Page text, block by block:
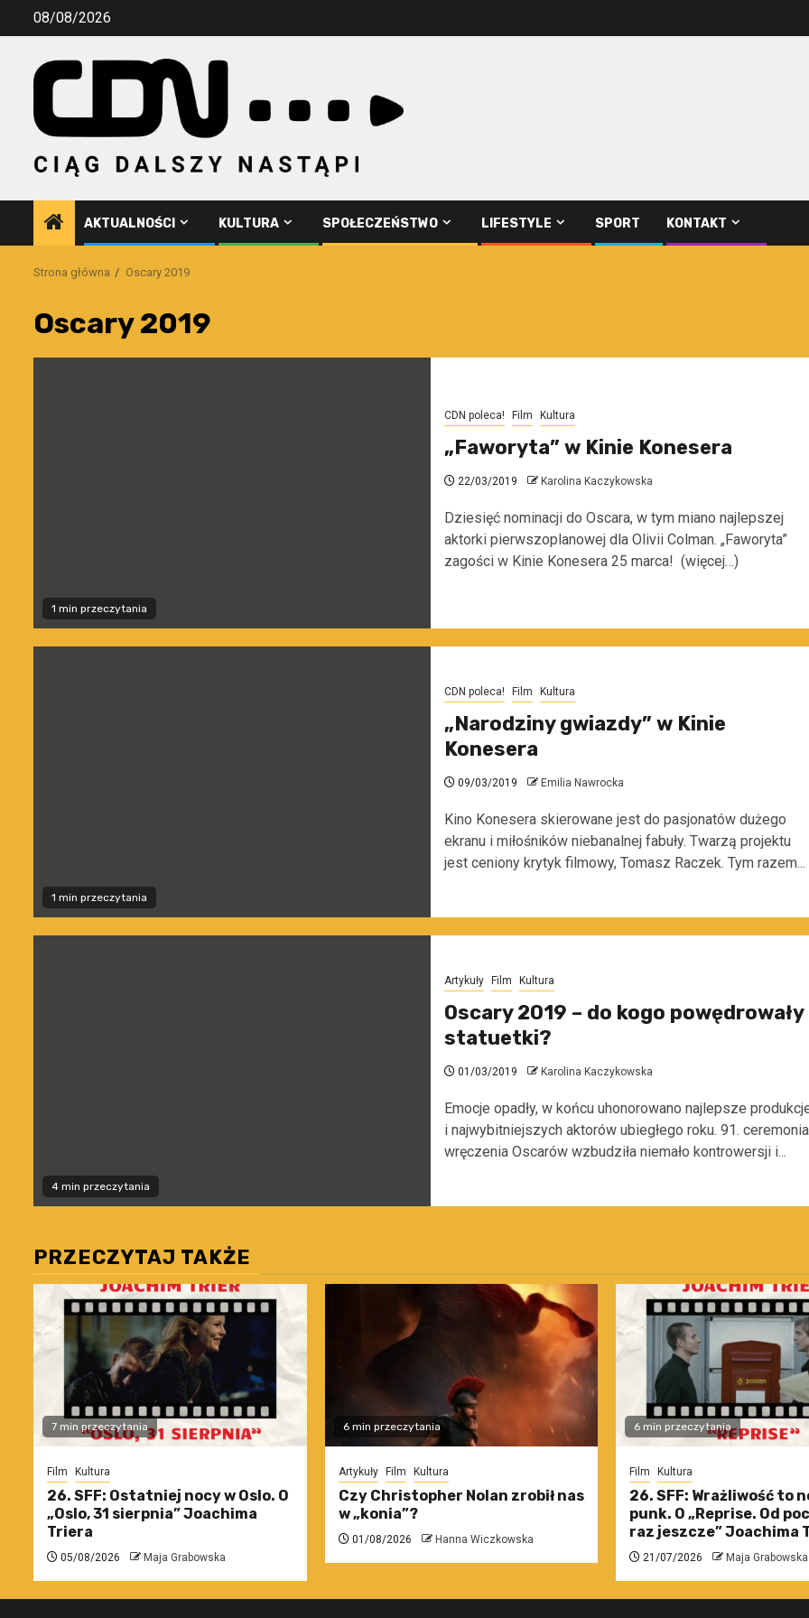
Przejdź08/08/2026
AKTUALNOŚCI KULTURA SPOŁECZEŃSTWO LIFESTYLE SPORT KONTAKT
Strona główna Oscary 2019
Oscary 2019
1 min przeczytania
CDN poleca! Film Kultura
„Faworyta” w Kinie Konesera
22/03/2019 Karolina Kaczykowska
Dziesięć nominacji do Oscara, w tym miano najlepszej
aktorki pierwszoplanowej dla Olivii Colman. „Faworyta”
zagości w Kinie Konesera 25 marca! (więcej…)
1 min przeczytania
CDN poleca! Film Kultura
„Narodziny gwiazdy” w Kinie
Konesera
09/03/2019 Emilia Nawrocka
Kino Konesera skierowane jest do pasjonatów dużego
ekranu i miłośników niebanalnej fabuły. Twarzą projektu
jest ceniony krytyk filmowy, Tomasz Raczek. Tym razem...
4 min przeczytania
Artykuły Film Kultura
Oscary 2019 – do kogo powędrowały
statuetki?
01/03/2019 Karolina Kaczykowska
Emocje opadły, w końcu uhonorowano najlepsze
i najwybitniejszych aktorów ubiegłego roku. 91. ceremonia
wręczenia Oscarów wzbudziła niemało kontrowersji i...
PRZECZYTAJ TAKŻE
7 min przeczytania
Film Kultura
26. SFF: Ostatniej nocy w Oslo. O
„Oslo, 31 sierpnia” Joachima
Triera
05/08/2026 Maja Grabowska
6 min przeczytania
Artykuły Film Kultura
Czy Christopher Nolan zrobił nas
w „konia”?
01/08/2026 Hanna Wiczkowska
6 min przeczytania
Film Kultura
26. SFF: Wrażliwość to
punk. O „Reprise. Od
raz jeszcze” Joachima
21/07/2026 Maja Grabowska